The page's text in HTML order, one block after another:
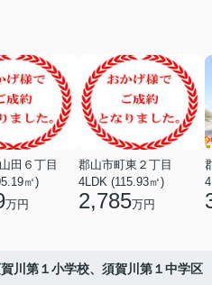
田６丁目
㎡)
万円
郡山市町東２丁目
4LDK (115.93㎡)
2,785万円
１小学校、須賀川第１中学区